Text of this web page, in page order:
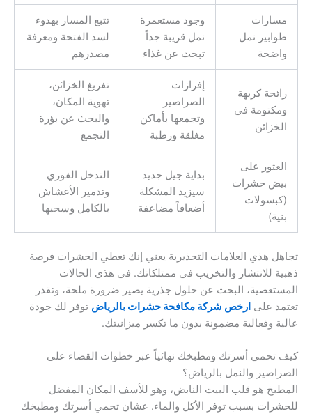
مسارات
طوابير نمل
واضحة
وجود مستعمرة
نمل قريبة جداً
تبحث عن غذاء
تتبع المسار بهدوء
لسد الفتحة ومعرفة
مصدرهم
رائحة كريهة
ومكتومة في
الخزائن
إفرازات
الصراصير
وتجمعها بأماكن
مغلقة ورطبة
تفريغ الخزائن،
تهوية المكان،
والبحث عن بؤرة
التجمع
العثور على
بيض حشرات
(كبسولات
بنية)
بداية جيل جديد
سيزيد المشكلة
أضعافاً مضاعفة
التدخل الفوري
وتدمير الأعشاش
بالكامل وسحبها
تجاهل هذي العلامات التحذيرية يعني إنك تعطي الحشرات فرصة
ذهبية للانتشار والتخريب في ممتلكاتك. في هذي الحالات
المستعصية، البحث عن حلول جذرية يصير ضرورة ملحة، وتقدر
تعتمد على ارخص شركة مكافحة حشرات بالرياض توفر لك جودة
عالية وفعالية مضمونة بدون ما تكسر ميزانيتك.
كيف تحمي أسرتك ومطبخك نهائياً عبر خطوات القضاء على
الصراصير والنمل بالرياض؟
المطبخ هو قلب البيت النابض، وهو للأسف المكان المفضل
للحشرات بسبب توفر الأكل والماء. عشان تحمي أسرتك ومطبخك